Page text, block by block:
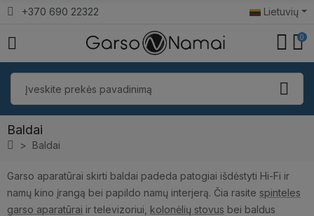
+370 690 22322 Lietuvių
0
Baldai
Baldai
Garso aparatūrai skirti baldai padeda patogiai išdėstyti Hi-Fi ir
namų kino įrangą bei papildo namų interjerą. Čia rasite spinteles
garso aparatūrai ir televizoriui, kolonėlių stovus bei baldus